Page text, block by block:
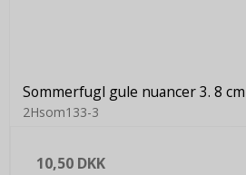
Sommerfugl gule nuancer 3. 8 cm
2Hsom133-3
10,50 DKK